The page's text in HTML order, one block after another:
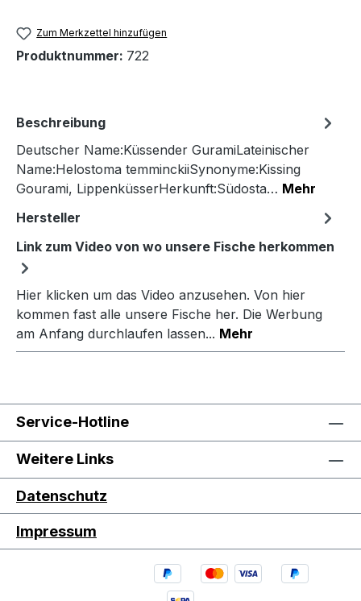
Zum Merkzettel hinzufügen
Produktnummer: 722
Beschreibung
Deutscher Name:Küssender GuramiLateinischer
Name:Helostoma temminckiiSynonyme:Kissing
Gourami, LippenküsserHerkunft:Südosta… Mehr
Hersteller
Link zum Video von wo unsere Fische herkommen
Hier klicken um das Video anzusehen. Von hier
kommen fast alle unsere Fische her. Die Werbung
am Anfang durchlaufen lassen... Mehr
Service-Hotline
Weitere Links
Datenschutz
Impressum